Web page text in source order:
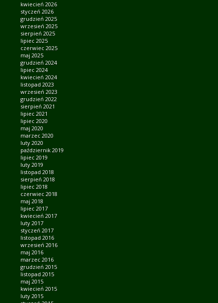
kwiecień 2026
styczeń 2026
grudzień 2025
wrzesień 2025
sierpień 2025
lipiec 2025
czerwiec 2025
maj 2025
grudzień 2024
lipiec 2024
kwiecień 2024
listopad 2023
wrzesień 2023
grudzień 2022
sierpień 2021
lipiec 2021
lipiec 2020
maj 2020
marzec 2020
luty 2020
październik 2019
lipiec 2019
luty 2019
listopad 2018
sierpień 2018
lipiec 2018
czerwiec 2018
maj 2018
lipiec 2017
kwiecień 2017
luty 2017
styczeń 2017
listopad 2016
wrzesień 2016
maj 2016
marzec 2016
grudzień 2015
listopad 2015
maj 2015
kwiecień 2015
luty 2015